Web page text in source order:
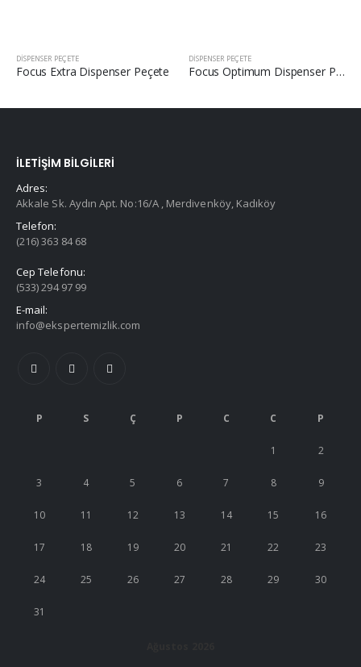
DISPENSER PEÇETE
Focus Extra Dispenser Peçete
DISPENSER PEÇETE
Focus Optimum Dispenser Peçete
İLETIŞIM BILGILERI
Adres:
Akkale Sk. Aydın Apt. No:16/A , Merdivenköy, Kadıköy
Telefon:
(216) 363 84 68
Cep Telefonu:
(533) 294 97 99
E-mail:
info@ekspertemizlik.com
P S Ç P C C P
1 2
3 4 5 6 7 8 9
10 11 12 13 14 15 16
17 18 19 20 21 22 23
24 25 26 27 28 29 30
31